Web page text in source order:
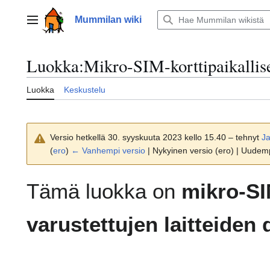
sisältöön
PäävalikkoMummilan wiki
Luokka:Mikro-SIM-
Luokka Keskustelu
Versio hetkellä 30. syyskuuta 2023 kello 15.40 – tehnyt
(ero) ← Vanhempi versio | Nykyinen versio (ero) |
Tämä luokka on mikro-
varustettujen laitteiden